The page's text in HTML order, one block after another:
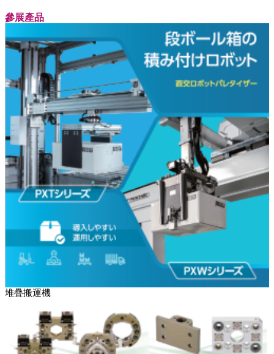
參展產品
堆疊搬運機